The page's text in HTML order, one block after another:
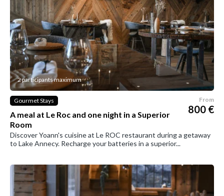
2 participants maximum
Gourmet Stays
A meal at Le Roc and one night in a Superior
Room
From
800 €
Discover Yoann's cuisine at Le ROC restaurant during a getaway
to Lake Annecy. Recharge your batteries in a superior...